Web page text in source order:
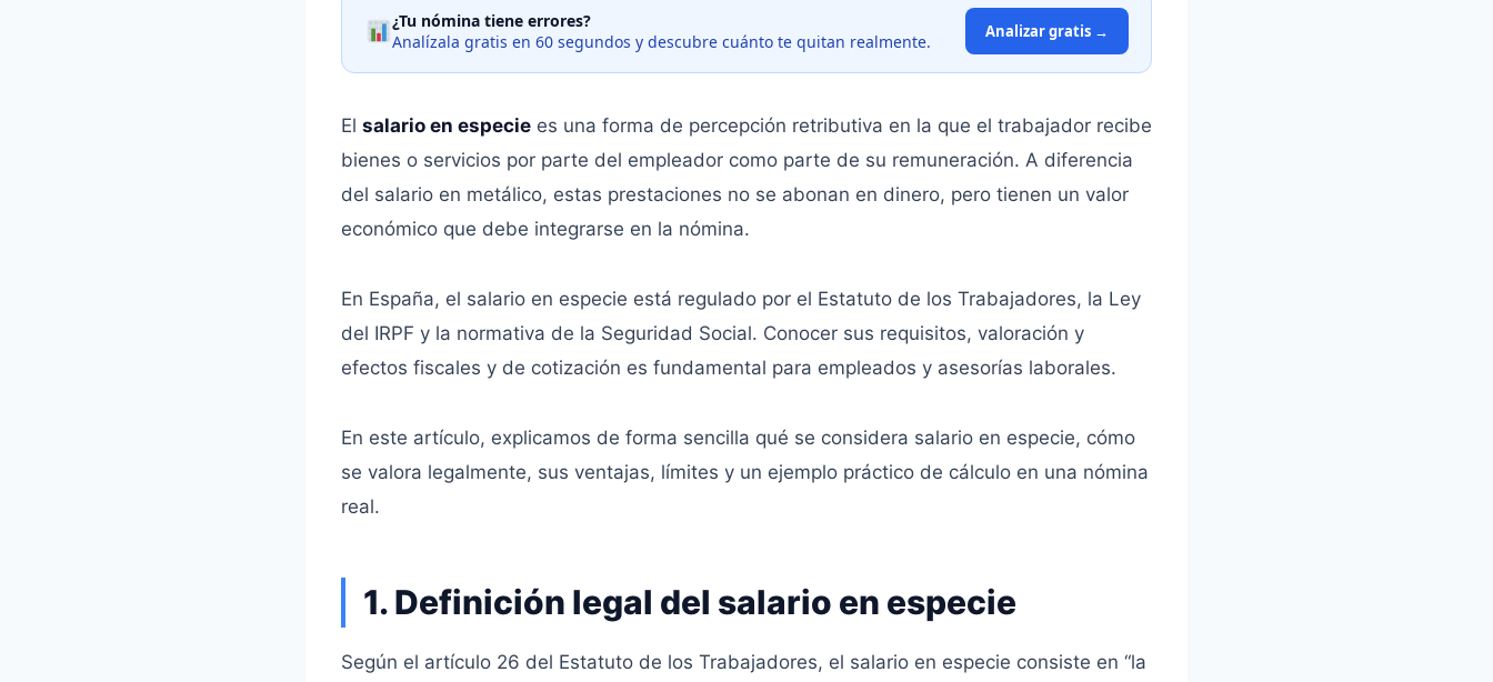
¿Tu nómina tiene errores?
Analízala gratis en 60 segundos y descubre cuánto te quitan realmente.
Analizar gratis →
El salario en especie es una forma de percepción retributiva en la que el trabajador recibe
bienes o servicios por parte del empleador como parte de su remuneración. A diferencia
del salario en metálico, estas prestaciones no se abonan en dinero, pero tienen un valor
económico que debe integrarse en la nómina.
En España, el salario en especie está regulado por el Estatuto de los Trabajadores, la Ley
del IRPF y la normativa de la Seguridad Social. Conocer sus requisitos, valoración y
efectos fiscales y de cotización es fundamental para empleados y asesorías laborales.
En este artículo, explicamos de forma sencilla qué se considera salario en especie, cómo
se valora legalmente, sus ventajas, límites y un ejemplo práctico de cálculo en una nómina
real.
1. Definición legal del salario en especie
Según el artículo 26 del Estatuto de los Trabajadores, el salario en especie consiste en “la